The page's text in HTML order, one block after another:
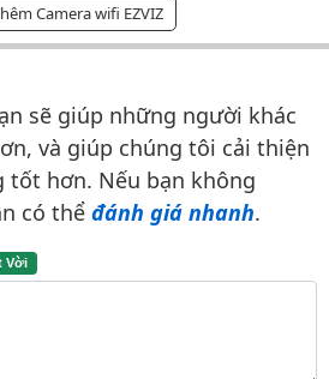
Camera wifi EZVIZ
Đánh giá
sẽ giúp những người khác
và giúp chúng tôi cải thiện
tốt hơn. Nếu bạn không
có thể đánh giá nhanh.
Vời